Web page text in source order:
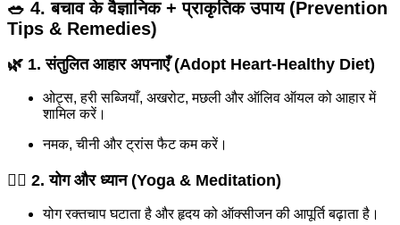
🥗 4. बचाव के वैज्ञानिक + प्राकृतिक उपाय (Prevention
Tips & Remedies)
🌿 1. संतुलित आहार अपनाएँ (Adopt Heart-Healthy Diet)
ओट्स, हरी सब्जियाँ, अखरोट, मछली और ऑलिव ऑयल को आहार में
शामिल करें।
नमक, चीनी और ट्रांस फैट कम करें।
🧘‍♂️ 2. योग और ध्यान (Yoga & Meditation)
योग रक्तचाप घटाता है और हृदय को ऑक्सीजन की आपूर्ति बढ़ाता है।